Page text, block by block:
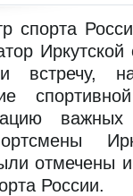
спорта
встречу,
отмечены
России.